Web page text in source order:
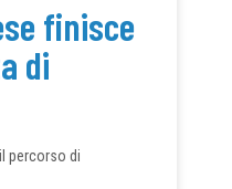
finisce
di
percorso di